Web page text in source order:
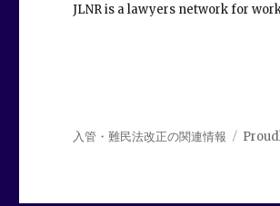
JLNR is a lawyers network for
入管・難民法改正の関連情報